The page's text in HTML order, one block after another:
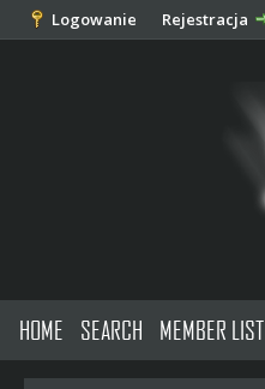
Logowanie Rejestracja
HOME SEARCH MEMBER LIST